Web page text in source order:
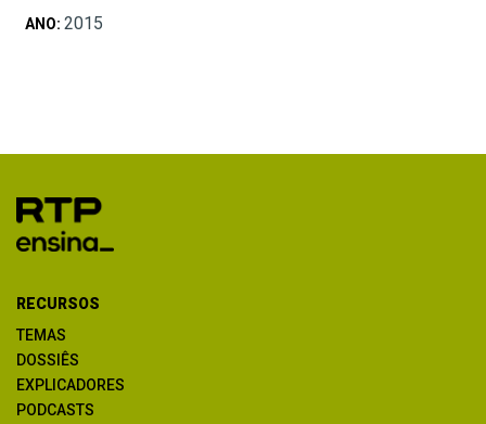
ANO: 2015
RECURSOS
TEMAS
DOSSIÊS
EXPLICADORES
PODCASTS